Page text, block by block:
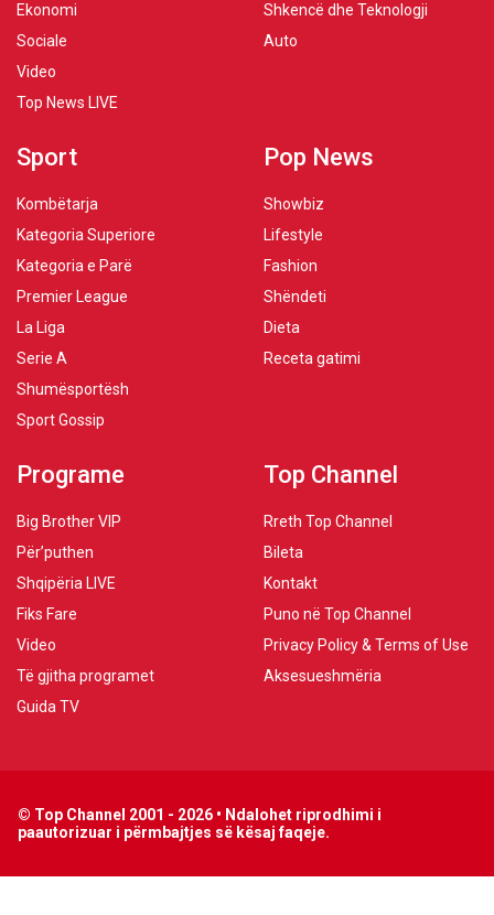
Ekonomi
Sociale
Video
Top News LIVE
Shkencë dhe Teknologji
Auto
Sport
Kombëtarja
Kategoria Superiore
Kategoria e Parë
Premier League
La Liga
Serie A
Shumësportësh
Sport Gossip
Pop News
Showbiz
Lifestyle
Fashion
Shëndeti
Dieta
Receta gatimi
Programe
Big Brother VIP
Për’puthen
Shqipëria LIVE
Fiks Fare
Video
Të gjitha programet
Guida TV
Top Channel
Rreth Top Channel
Bileta
Kontakt
Puno në Top Channel
Privacy Policy & Terms of Use
Aksesueshmëria
© Top Channel 2001 - 2026 • Ndalohet riprodhimi i
paautorizuar i përmbajtjes së kësaj faqeje.